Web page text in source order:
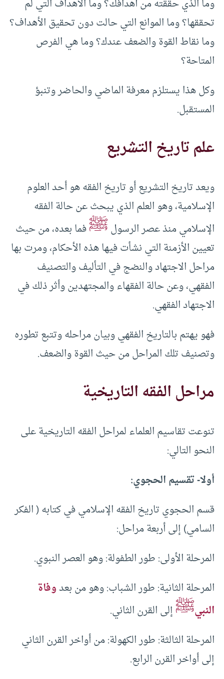
وما الذي حققته من أهدافك؟ وما الأهداف التي لم
تحققها؟ وما الموانع التي حالت دون تحقيق الأهداف؟
وما نقاط القوة والضعف عندك؟ وما هي الفرص
المتاحة؟
وكل هذا يستلزم معرفة الماضي والحاضر وتنبؤ
المستقبل.
علم تاريخ التشريع
ويعد تاريخ التشريع أو تاريخ الفقه هو أحد العلوم
الإسلامية، وهو العلم الذي يبحث عن حالة الفقه
الإسلامي منذ عصر الرسولﷺفما بعده، من حيث
تعيين الأزمنة التي نشأت فيها هذه الأحكام، ومرت بها
مراحل الاجتهاد والنضج في التأليف والتصنيف
الفقهي، وعن حالة الفقهاء والمجتهدين وأثر ذلك في
الاجتهاد الفقهي.
فهو يهتم بالتاريخ الفقهي وبيان مراحله وتتبع تطوره
وتصنيف تلك المراحل من حيث القوة والضعف.
مراحل الفقه التاريخية
تنوعت تقاسيم العلماء لمراحل الفقه التاريخية على
النحو التالي:
أولا- تقسيم الحجوي:
قسم الحجوي تاريخ الفقه الإسلامي في كتابه ( الفكر
السامي) إلى أربعة مراحل:
المرحلة الأولى: طور الطفولة: وهو العصر النبوي.
المرحلة الثانية: طور الشباب: وهو من بعدوفاة
النبيﷺإلى القرن الثاني.
المرحلة الثالثة: طور الكهولة: من أواخر القرن الثاني
إلى أواخر القرن الرابع.